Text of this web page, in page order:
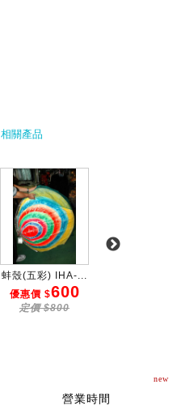
相關產品
蚌殼(五彩) IHA-...
優惠價 $600
定價 $800
new
營業時間